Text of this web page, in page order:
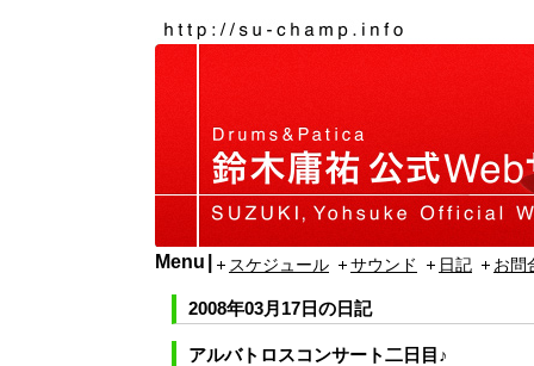
Menu スケジュール サウンド 日記 お問
2008年03月17日の日記
アルバトロスコンサート二日目♪